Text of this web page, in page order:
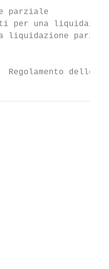
parziale
per una
liquidazione
Regolamento delle